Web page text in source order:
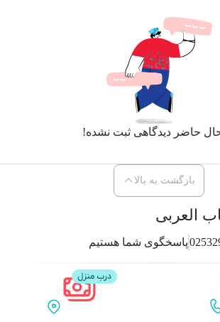
حاضر دیدگاهی ثبت نشده!
العربی
پاسخگوی شما هستیم
بازگشت به بالا